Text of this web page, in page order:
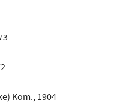
Kom., 1904